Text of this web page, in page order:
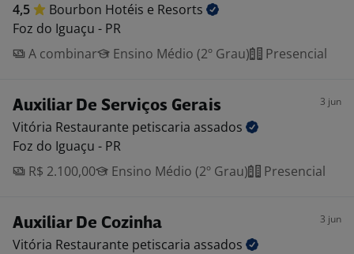
4,5 Bourbon Hotéis e Resorts
Foz do Iguaçu - PR
A combinar
Ensino Médio (2º Grau) Presencial
Auxiliar De Serviços Gerais 3 jun
Vitória Restaurante petiscaria assados
Foz do Iguaçu - PR
R$ 2.100,00
Ensino Médio (2º Grau) Presencial
Auxiliar De Cozinha 3 jun
Vitória Restaurante petiscaria assados